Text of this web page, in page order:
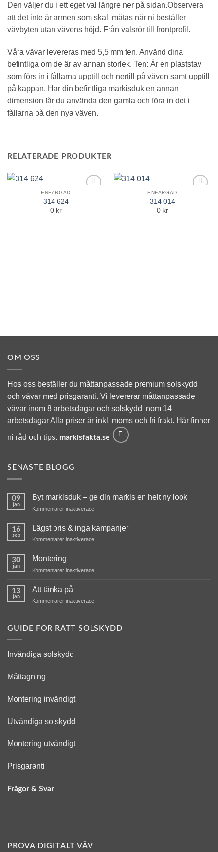
Den väljer du i ett eget val längre ner på sidan.Observera
att det inte är armen som skall mätas när ni beställer
vävbyten utan vävens höjd. Från valsrör till frontprofil.
Våra vävar levereras med 5,5 mm ten. Använd dina
befintliga om de är av annan storlek. Ten: Är en plaststav
som förs in i fållarna upptill och nertill på väven samt upptill
på kappan. Har din befintliga markisduk en annan
dimension får du använda den gamla och föra in det i
fållarna på den nya väven.
RELATERADE PRODUKTER
ENFÄRGAD
314 624
0 kr
ENFÄRGAD
314 014
0 kr
OM OSS
Hos oss beställer du måttanpassade premium solskydd
och vävar med prisgaranti. Vi levererar måttanpassade
vävar inom 8 arbetsdagar och solskydd inom 14
arbetsdagar Alla priser är inkl. moms och fri frakt. Här finner
ni råd och tips: markisfakta.se
SENASTE BLOGG
09
jan
Byt markisduk – ge din markis en helt ny look
Kommentarer inaktiveradeför
ge
16
sep
Lägst pris & inga kampanjer
Kommentarer inaktiveradeför
inga
30
jan
Montering
Kommentarer inaktiveradeför
13
jan
Att tänka på
Kommentarer inaktiveradeför
på
GUIDE FÖR RÄTT SOLSKYDD
Invändiga solskydd
Måttagning
Montering invändigt
Utvändiga solskydd
Montering utvändigt
Prisgaranti
Frågor & Svar
PROVA DIGITALT VÄV
funktionalitet
att försvinna
från
hemsidan.
Marknadsföring
Genom att dela
med dig av dina
intressen och ditt
beteende när du
surfar ökar du
chansen att få se